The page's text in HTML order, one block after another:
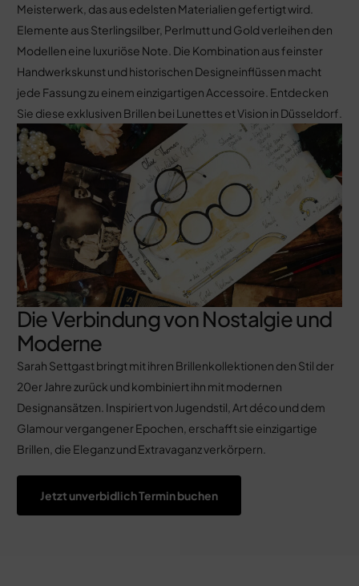
Die Verbindung von Nostalgie und
Moderne
Sarah Settgast bringt mit ihren Brillenkollektionen den Stil der
20er Jahre zurück und kombiniert ihn mit modernen
Designansätzen. Inspiriert von Jugendstil, Art déco und dem
Glamour vergangener Epochen, erschafft sie einzigartige
Brillen, die Eleganz und Extravaganz verkörpern.
Meisterwerk, das aus edelsten Materialien gefertigt wird.
Elemente aus Sterlingsilber, Perlmutt und Gold verleihen den
Modellen eine luxuriöse Note. Die Kombination aus feinster
Handwerkskunst und historischen Designeinflüssen macht
jede Fassung zu einem einzigartigen Accessoire. Entdecken
Sie diese exklusiven Brillen bei Lunettes et Vision in Düsseldorf.
Jetzt unverbidlich Termin buchen